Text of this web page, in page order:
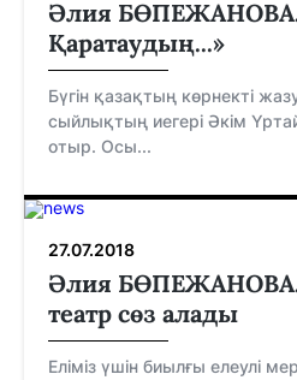
Әлия БӨПЕЖАНОВА.
Қаратаудың...»
Бүгін қазақтың көрнекті
сыйлықтың иегері Әкім
отыр. Осы...
27.07.2018
Әлия БӨПЕЖАНОВА.
театр сөз алады
Еліміз үшін биылғы елеулі